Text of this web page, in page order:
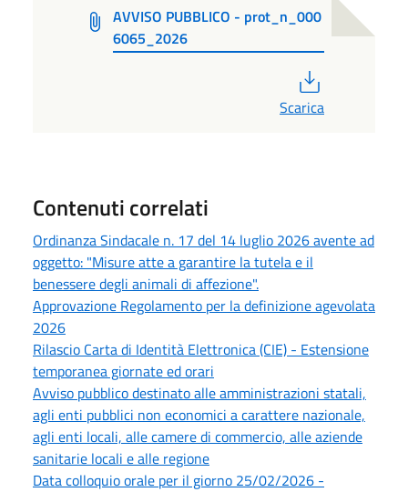
AVVISO PUBBLICO - prot_n_000
6065_2026
Scarica
Contenuti correlati
Ordinanza Sindacale n. 17 del 14 luglio 2026 avente ad
oggetto: "Misure atte a garantire la tutela e il
benessere degli animali di affezione".
Approvazione Regolamento per la definizione agevolata
2026
Rilascio Carta di Identità Elettronica (CIE) - Estensione
temporanea giornate ed orari
Avviso pubblico destinato alle amministrazioni statali,
agli enti pubblici non economici a carattere nazionale,
agli enti locali, alle camere di commercio, alle aziende
sanitarie locali e alle regione
Data colloquio orale per il giorno 25/02/2026 -